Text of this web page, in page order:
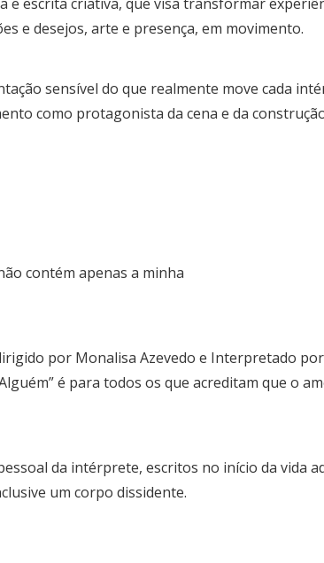
e desejos, arte e presença, em movimento.
sensível do que realmente move cada
como protagonista da cena e da
contém apenas a minha
por Monalisa Azevedo e Interpretado por
é para todos os que acreditam que o
da intérprete, escritos no início da vida
um corpo dissidente.